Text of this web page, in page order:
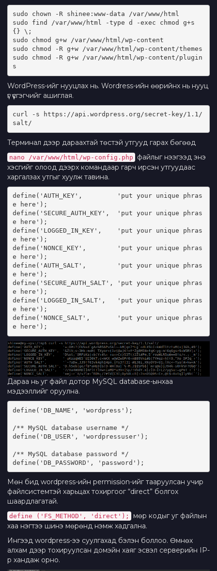
sudo chown -R shinee:www-data /var/www/html
sudo find /var/www/html -type d -exec chmod g+s
{} \;
sudo chmod g+w /var/www/html/wp-content
sudo chmod -R g+w /var/www/html/wp-content/themes
sudo chmod -R g+w /var/www/html/wp-content/plugin
s
WordPress-ийг нууцлах нь. Wordress-ийн өөрийнх нь нууц
үг үүсгэгчийг ашиглая.
curl -s https://api.wordpress.org/secret-key/1.1/
salt/
Терминал дээр дараахтай төстэй утгууд гарах бөгөөд
nano /var/www/html/wp-config.php
файлыг нээгээд энэ
хэсгийг олоод дээрх командаар гарч ирсэн утгуудаас
харгалзах утгыг хуулж тавина.
define('AUTH_KEY',         'put your unique phras
e here');
define('SECURE_AUTH_KEY',  'put your unique phras
e here');
define('LOGGED_IN_KEY',    'put your unique phras
e here');
define('NONCE_KEY',        'put your unique phras
e here');
define('AUTH_SALT',        'put your unique phras
e here');
define('SECURE_AUTH_SALT', 'put your unique phras
e here');
define('LOGGED_IN_SALT',   'put your unique phras
e here');
define('NONCE_SALT',       'put your unique phras
e here');
Дараа нь уг файл дотор MySQL database-ынхаа
мэдээллийг оруулна.
define('DB_NAME', 'wordpress');
/** MySQL database username */
define('DB_USER', 'wordpressuser');
/** MySQL database password */
define('DB_PASSWORD', 'password');
Мөн бид wordpress-ийн permission-ийг тааруулсан учир
файлсистемтэй харьцах тохиргоог “direct” болгох
шаардлагатай.
define ('FS_METHOD', 'direct');
мөр кодыг уг файлын
хаа нэгтээ шинэ мөрөнд нэмж хадгална.
Ингээд wordpress-ээ суулгахад бэлэн боллоо. Өмнөх
алхам дээр тохируулсан домэйн хаяг эсвэл серверийн IP-
р хандаж орно.